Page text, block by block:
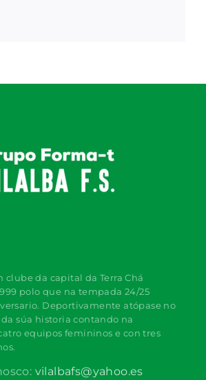
clube da capital da Terra Chá
polo que na tempada 24/25
Deportivamente atópase no
súa historia contando na
equipos femininos e con tres
vilalbafs@yahoo.es